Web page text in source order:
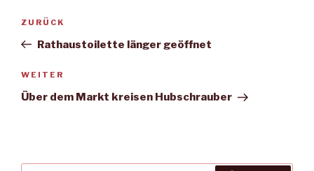
Beitragsnavigation
Vorheriger
Beitrag
ZURÜCK
Rathaustoilette länger geöffnet
Nächster
Beitrag
WEITER
Über dem Markt kreisen Hubschrauber